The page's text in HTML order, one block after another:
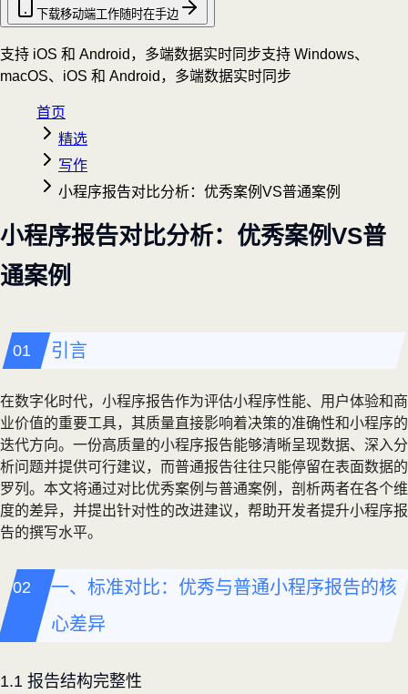
下载移动端工作随时在手边
支持 iOS 和 Android，多端数据实时同步支持 Windows、
macOS、iOS 和 Android，多端数据实时同步
首页
精选
写作
小程序报告对比分析：优秀案例VS普通案例
小程序报告对比分析：优秀案例VS普
通案例
引言
在数字化时代，小程序报告作为评估小程序性能、用户体验和商
业价值的重要工具，其质量直接影响着决策的准确性和小程序的
迭代方向。一份高质量的小程序报告能够清晰呈现数据、深入分
析问题并提供可行建议，而普通报告往往只能停留在表面数据的
罗列。本文将通过对比优秀案例与普通案例，剖析两者在各个维
度的差异，并提出针对性的改进建议，帮助开发者提升小程序报
告的撰写水平。
一、标准对比：优秀与普通小程序报告的核
心差异
1.1 报告结构完整性